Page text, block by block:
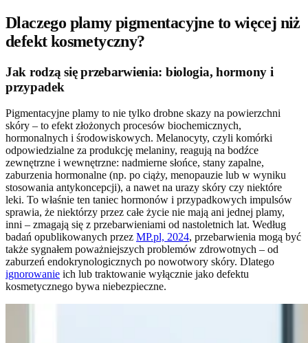
Dlaczego plamy pigmentacyjne to więcej niż
defekt kosmetyczny?
Jak rodzą się przebarwienia: biologia, hormony i
przypadek
Pigmentacyjne plamy to nie tylko drobne skazy na powierzchni
skóry – to efekt złożonych procesów biochemicznych,
hormonalnych i środowiskowych. Melanocyty, czyli komórki
odpowiedzialne za produkcję melaniny, reagują na bodźce
zewnętrzne i wewnętrzne: nadmierne słońce, stany zapalne,
zaburzenia hormonalne (np. po ciąży, menopauzie lub w wyniku
stosowania antykoncepcji), a nawet na urazy skóry czy niektóre
leki. To właśnie ten taniec hormonów i przypadkowych impulsów
sprawia, że niektórzy przez całe życie nie mają ani jednej plamy,
inni – zmagają się z przebarwieniami od nastoletnich lat. Według
badań opublikowanych przez MP.pl, 2024, przebarwienia mogą być
także sygnałem poważniejszych problemów zdrowotnych – od
zaburzeń endokrynologicznych po nowotwory skóry. Dlatego
ignorowanie ich lub traktowanie wyłącznie jako defektu
kosmetycznego bywa niebezpieczne.